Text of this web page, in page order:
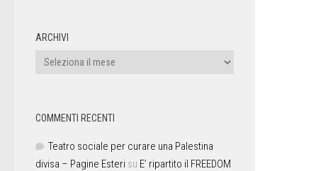
ARCHIVI
COMMENTI RECENTI
Teatro sociale per curare una Palestina
divisa – Pagine Esteri su E’ ripartito il FREEDOM